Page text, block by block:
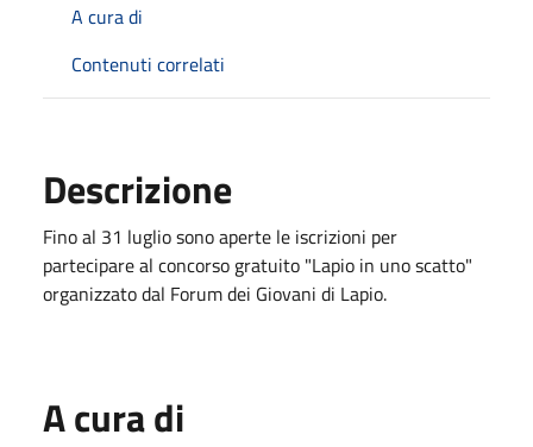
A cura di
Contenuti correlati
Descrizione
Fino al 31 luglio sono aperte le iscrizioni per
partecipare al concorso gratuito "Lapio in uno scatto"
organizzato dal Forum dei Giovani di Lapio.
A cura di